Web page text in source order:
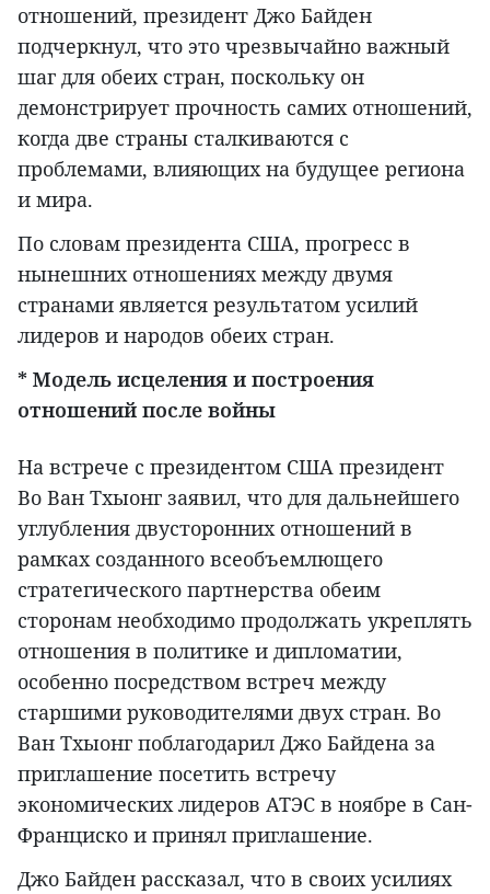
отношений, президент Джо Байден
подчеркнул, что это чрезвычайно важный
шаг для обеих стран, поскольку он
демонстрирует прочность самих отношений,
когда две страны сталкиваются с
проблемами, влияющих на будущее региона
и мира.
По словам президента США, прогресс в
нынешних отношениях между двумя
странами является результатом усилий
лидеров и народов обеих стран.
* Модель исцеления и построения
отношений после войны
На встрече с президентом США президент
Во Ван Тхыонг заявил, что для дальнейшего
углубления двусторонних отношений в
рамках созданного всеобъемлющего
стратегического партнерства обеим
сторонам необходимо продолжать укреплять
отношения в политике и дипломатии,
особенно посредством встреч между
старшими руководителями двух стран. Во
Ван Тхыонг поблагодарил Джо Байдена за
приглашение посетить встречу
экономических лидеров АТЭС в ноябре в Сан-
Франциско и принял приглашение.
Джо Байден рассказал, что в своих усилиях